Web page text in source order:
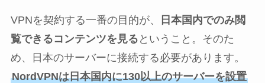
VPNを契約する一番の目的が、
日本国内でのみ閲
覧できるコンテンツを見る ということ。そのた
め、日本のサーバーに接続する必要があります。
NordVPNは日本国内に130以上のサーバーを設置